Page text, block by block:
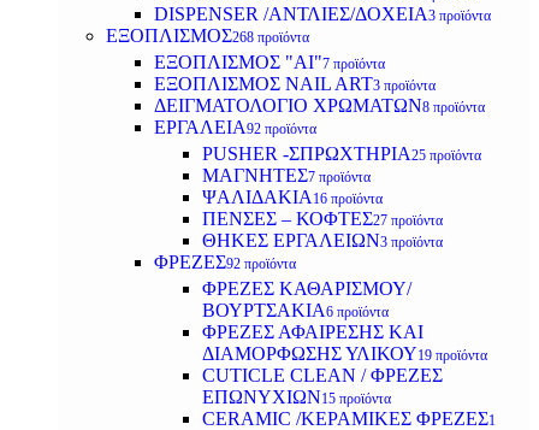
DISPENSER /ΑΝΤΛΙΕΣ/ΔΟΧΕΙΑ3 προϊόντα
ΕΞΟΠΛΙΣΜΟΣ268 προϊόντα
ΕΞΟΠΛΙΣΜΟΣ "AI"7 προϊόντα
ΕΞΟΠΛΙΣΜΟΣ NAIL ART3 προϊόντα
ΔΕΙΓΜΑΤΟΛΟΓΙΟ ΧΡΩΜΑΤΩΝ8 προϊόντα
ΕΡΓΑΛΕΙΑ92 προϊόντα
PUSHER -ΣΠΡΩΧΤΗΡΙΑ25 προϊόντα
ΜΑΓΝΗΤΕΣ7 προϊόντα
ΨΑΛΙΔΑΚΙΑ 16 προϊόντα
ΠΕΝΣΕΣ – ΚΟΦΤΕΣ27 προϊόντα
ΘΗΚΕΣ ΕΡΓΑΛΕΙΩΝ3 προϊόντα
ΦΡΕΖΕΣ92 προϊόντα
ΦΡΕΖΕΣ ΚΑΘΑΡΙΣΜΟΥ/
ΒΟΥΡΤΣΑΚΙΑ6 προϊόντα
ΦΡΕΖΕΣ ΑΦΑΙΡΕΣΗΣ ΚΑΙ
ΔΙΑΜΟΡΦΩΣΗΣ ΥΛΙΚΟΥ19 προϊόντα
CUTICLE CLEAN / ΦΡΕΖΕΣ
ΕΠΩΝΥΧΙΩΝ15 προϊόντα
CERAMIC /ΚΕΡΑΜΙΚΕΣ ΦΡΕΖΕΣ1